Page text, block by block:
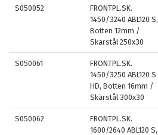
S050052
FRONTPL.SK.
1450/3240 ABL120 S,
Botten 12mm /
Skärstål 250x30
S050061
FRONTPL.SK.
1450/3250 ABL120 S
HD, Botten 16mm /
Skärstål 300x30
S050062
FRONTPL.SK.
1600/2640 ABL120 S,